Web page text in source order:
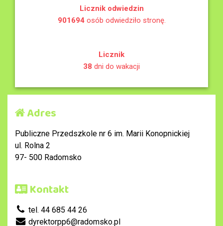
Licznik odwiedzin
901694osób odwiedziło stronę.
Licznik
38 dni do wakacji
Adres
Publiczne Przedszkole nr 6 im. Marii Konopnickiej
ul. Rolna 2
97- 500 Radomsko
Kontakt
tel. 44 685 44 26
dyrektorpp6@radomsko.pl